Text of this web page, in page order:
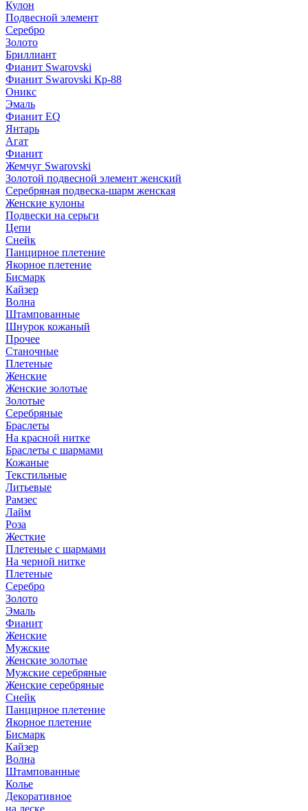
Кулон
Подвесной элемент
Серебро
Золото
Бриллиант
Фианит Swarovski
Фианит Swarovski Кр-88
Оникс
Эмаль
Фианит EQ
Янтарь
Агат
Фианит
Жемчуг Swarovski
Золотой подвесной элемент женcкий
Серебряная подвеска-шарм женская
Женские кулоны
Подвески на серьги
Цепи
Снейк
Панцирное плетение
Якорное плетение
Бисмарк
Кайзер
Волна
Штампованные
Шнурок кожаный
Прочее
Станочные
Плетеные
Женские
Женские золотые
Золотые
Серебряные
Браслеты
На красной нитке
Браслеты с шармами
Кожаные
Текстильные
Литьевые
Рамзес
Лайм
Роза
Жесткие
Плетеные с шармами
На черной нитке
Плетеные
Серебро
Золото
Эмаль
Фианит
Женские
Мужские
Женские золотые
Мужские серебряные
Женские серебряные
Снейк
Панцирное плетение
Якорное плетение
Бисмарк
Кайзер
Волна
Штампованные
Колье
Декоративное
на леске